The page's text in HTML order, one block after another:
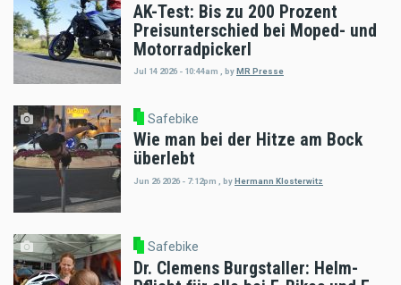
AK-Test: Bis zu 200 Prozent
Preisunterschied bei Moped- und
Motorradpickerl
Jul 14 2026 - 10:44am byMR Presse
Safebike
Wie man bei der Hitze am Bock
überlebt
Jun 26 2026 - 7:12pm byHermann Klosterwitz
Safebike
Dr. Clemens Burgstaller: Helm-